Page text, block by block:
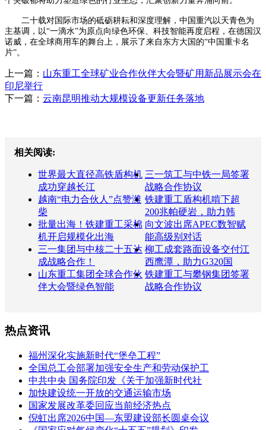
二十载对国际市场的砥砺耕耘和深度理解，中国重汽以天青色为
主基调，以“一滴水”为原点向绿色环保、科技智能再度启程，在德国汉
诺威，在全球商用车的舞台上，展示了来自东方大国的“中国重卡名
片”。
上一篇： 山东重工全球矿业合作伙伴大会暨矿用新品展示会在
印尼举行
下一篇： 云南昆明推动大规模设备更新任务落地
相关阅读:
世界最大直径高铁盾构机
成功穿越长江
三一筑工与中铁一局签署
战略合作协议
越南“电力合伙人”点赞潍
柴
铁建重工盾构机啃下超
200兆帕硬岩，助力韩
批量出海！铁建重工采棉
机开启规模化出海
向文波出席APEC数智赋
能高级别对话
三一集团与中核二十五达
成战略合作！
柳工成套路面设备交付江
西鹰潭，助力G320国
山东重工集团全球合作伙
伴大会暨绿色智能
铁建重工与攀钢集团签署
战略合作协议
热点资讯
福州深化实施新时代“堡垒工程”
全国总工会部署加强安全生产和劳动保护工
中共中央 国务院印发《关于加强新时代社
加快建设统一开放的交通运输市场
国家发展改革委回应当前经济热点
倪虹出席2026中国—东盟建设部长圆桌会议